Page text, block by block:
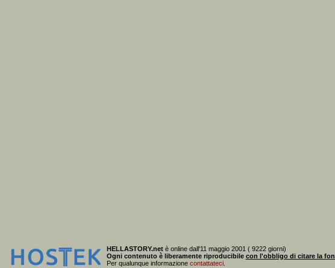
HELLASTORY.netè online dall'11 maggio 2001 ( 9222 giorni)
Ogni contenuto è liberamente riproducibile con l'obbligo di citare la
Per qualunque informazione contattateci.